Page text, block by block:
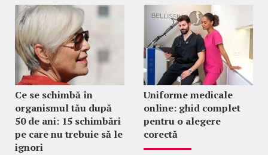
Ce se schimbă în
organismul tău după
50 de ani: 15 schimbări
pe care nu trebuie să le
ignori
Uniforme medicale
online: ghid complet
pentru o alegere
corectă